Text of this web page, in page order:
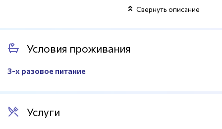
Свернуть описание
Условия проживания
3-х разовое питание
Услуги